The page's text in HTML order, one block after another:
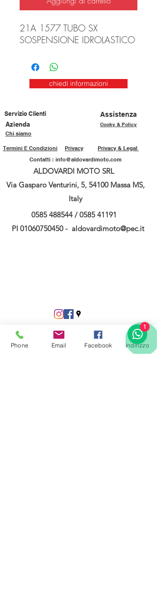
21A 1577 TUBO SX
SOSPENSIONE IDROLASTICO
chiedi informazioni
Servizio Clienti
Assistenza
Azienda
Cooky & Policy
Chi siamo
Privacy & Legal
Privacy
Termini E Condizioni
Contatti : info@aldovardimoto.com
ALDOVARDI MOTO SRL
Via Gasparo Venturini, 5, 54100 Massa MS,
Italy
0585 488544 / 0585 41191
PI 01060750450 - aldovardimoto@pec.it
Phone Email Facebook Indirizzo
1